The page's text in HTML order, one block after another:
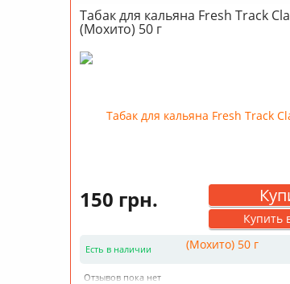
Табак для кальяна Fresh Track
(Мохито) 50 г
150 грн.
Купить
Есть в наличии
Отзывов пока нет